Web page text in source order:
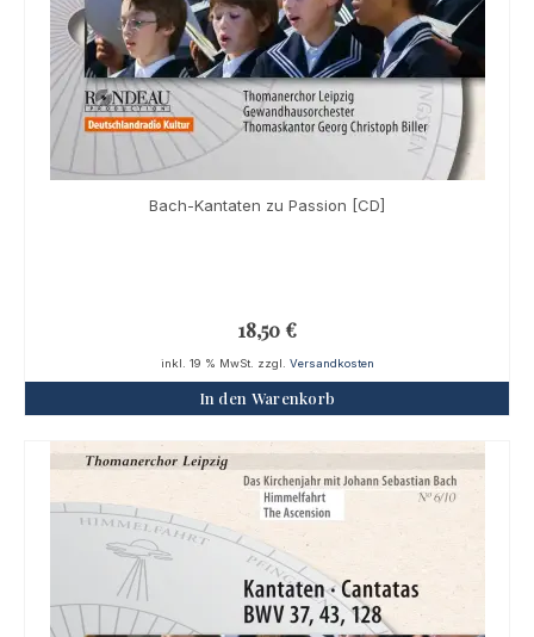
Bach-Kantaten zu Passion [CD]
18,50 €
inkl. 19 % MwSt. zzgl. Versandkosten
In den Warenkorb